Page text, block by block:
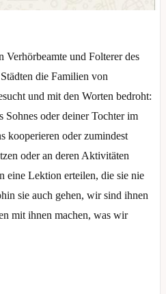
Verhörbeamte und Folterer des
die Familien von
und mit den Worten bedroht:
Sohnes oder deiner Tochter im
kooperieren oder zumindest
oder an deren Aktivitäten
eine Lektion erteilen, die sie nie
sie auch gehen, wir sind ihnen
mit ihnen machen, was wir